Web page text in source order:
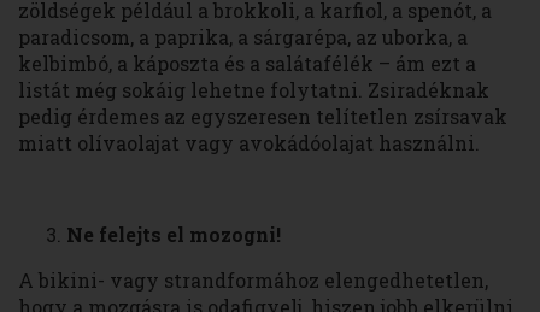
zöldségek például a brokkoli, a karfiol, a spenót, a
paradicsom, a paprika, a sárgarépa, az uborka, a
kelbimbó, a káposzta és a salátafélék – ám ezt a
listát még sokáig lehetne folytatni. Zsiradéknak
pedig érdemes az egyszeresen telítetlen zsírsavak
miatt olívaolajat vagy avokádóolajat használni.
Ne felejts el mozogni!
A bikini- vagy strandformához elengedhetetlen,